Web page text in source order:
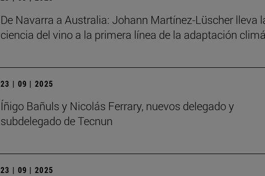
De Navarra a Australia: Johann Martínez-Lüscher lleva
ciencia del vino a la primera línea de la adaptación
23 | 09 | 2025
Íñigo Bañuls y Nicolás Ferrary, nuevos delegado y
subdelegado de Tecnun
23 | 09 | 2025